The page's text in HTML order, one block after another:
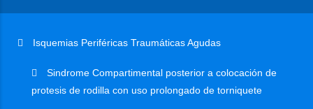
Isquemias Periféricas Traumáticas Agudas
Sindrome Compartimental posterior a colocación de
protesis de rodilla con uso prolongado de torniquete